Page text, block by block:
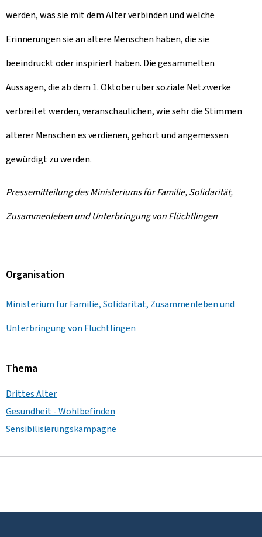
werden, was sie mit dem Alter verbinden und welche
Erinnerungen sie an ältere Menschen haben, die sie
beeindruckt oder inspiriert haben. Die gesammelten
Aussagen, die ab dem 1. Oktober über soziale Netzwerke
verbreitet werden, veranschaulichen, wie sehr die Stimmen
älterer Menschen es verdienen, gehört und angemessen
gewürdigt zu werden.
Pressemitteilung des Ministeriums für Familie, Solidarität,
Zusammenleben und Unterbringung von Flüchtlingen
Organisation
Ministerium für Familie, Solidarität, Zusammenleben und
Unterbringung von Flüchtlingen
Thema
Drittes Alter
Gesundheit - Wohlbefinden
Sensibilisierungskampagne